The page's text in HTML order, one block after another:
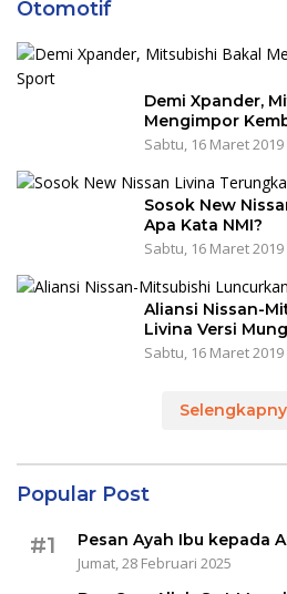
Otomotif
Demi Xpander,
Mengimpor
Sabtu, 16 Maret 2019
Sosok New
Apa Kata NMI?
Sabtu, 16 Maret 2019
Aliansi Nissan-
Livina Versi
Sabtu, 16 Maret 2019
Popular Post
#1
Pesan Ayah Ibu kepada
Jumat, 28 Februari 2025